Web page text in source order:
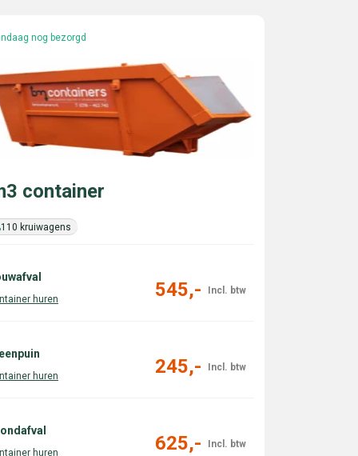
nog bezorgd
110 kruiwagens
container
545,-
245,-
625,-